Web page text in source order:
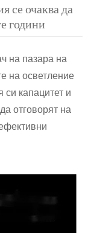
се очаква да
години
на пазара на
на осветление
си капацитет и
отговорят на